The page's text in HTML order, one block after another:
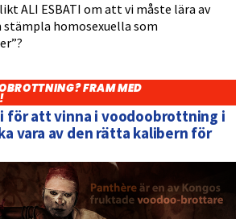
ALI ESBATI om att vi måste lära av
homosexuella som
FRAM MED
för att vinna i voodoobrottning i
vara av den rätta kalibern för